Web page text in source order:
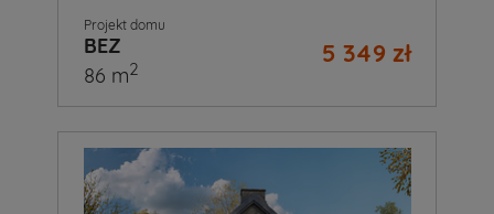
Projekt domu
BEZ 5 349 zł
86 m2